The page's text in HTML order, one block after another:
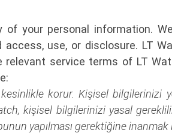
your personal information.
use, or disclosure. LT
service terms of LT
korur. Kişisel bilgilerinizi
kişisel bilgilerinizi yasal
yapılması gerektiğine inanmak